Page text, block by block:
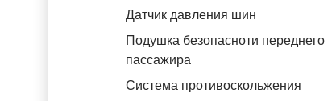
Датчик давления шин
Подушка безопасноти переднего
пассажира
Система противоскольжения